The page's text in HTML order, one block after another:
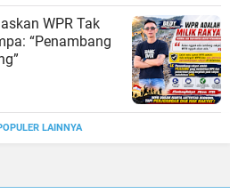
WPR Tak
“Penambang
LAINNYA